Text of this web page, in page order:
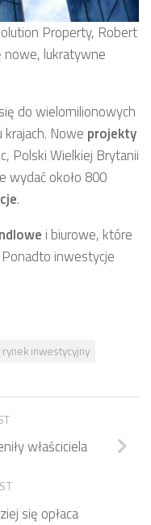
Property, Robert
nowe, lukratywne
do wielomilionowych
krajach. Nowe projekty
Polski Wielkiej Brytanii
wydać około 800
.
i biurowe, które
inwestycje
rynek inwestycyjny
właściciela
się opłaca